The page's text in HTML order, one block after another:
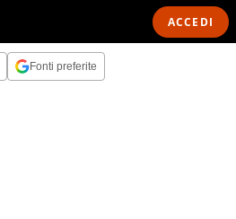
ACCEDI
Fonti preferite